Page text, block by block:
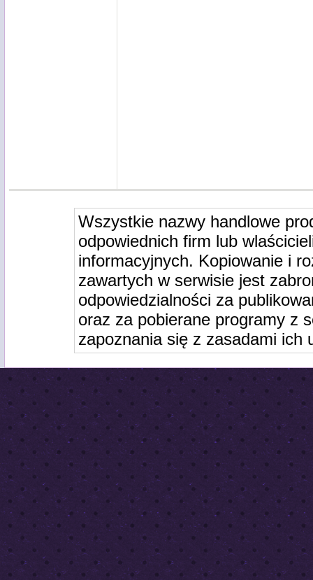
Wszystkie nazwy handlowe
odpowiednich firm lub
informacyjnych. Kopiowanie i
zawartych w serwisie jest
odpowiedzialności za
oraz za pobierane programy z
zapoznania się z zasadami ich